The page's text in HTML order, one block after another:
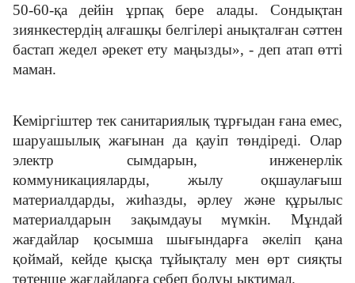
50-60-қа дейін ұрпақ бере алады. Сондықтан
зиянкестердің алғашқы белгілері анықталған сәттен
бастап жедел әрекет ету маңызды», - деп атап өтті
маман.
Кеміргіштер тек санитариялық тұрғыдан ғана емес,
шаруашылық жағынан да қауіп төндіреді. Олар
электр сымдарын, инженерлік
коммуникацияларды, жылу оқшаулағыш
материалдарды, жиһазды, әрлеу және құрылыс
материалдарын зақымдауы мүмкін. Мұндай
жағдайлар қосымша шығындарға әкеліп қана
қоймай, кейде қысқа тұйықталу мен өрт сияқты
төтенше жағдайларға себеп болуы ықтимал.